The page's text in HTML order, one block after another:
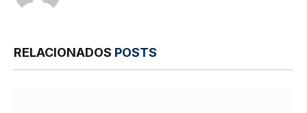
RELACIONADOS POSTS